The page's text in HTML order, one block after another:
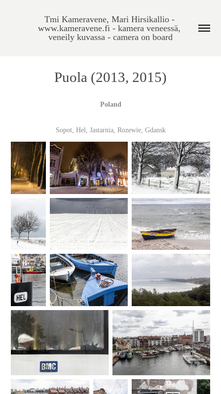
Tmi Kameravene, Mari Hirsikallio -
www.kameravene.fi - kamera veneessä,
veneily kuvassa - camera on board
Puola (2013, 2015)
Poland
Sopot, Hel, Jastarnia, Rozewie, Gdansk